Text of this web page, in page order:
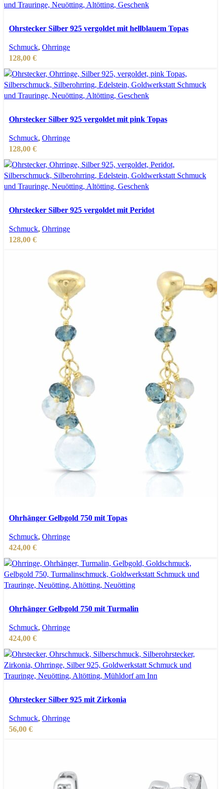
Schnellansicht
Ohrstecker Silber 925 vergoldet mit hellblauem Topas
Schmuck, Ohrringe
128,00 €
Schnellansicht
Ohrstecker Silber 925 vergoldet mit pink Topas
Schmuck, Ohrringe
128,00 €
Schnellansicht
Ohrstecker Silber 925 vergoldet mit Peridot
Schmuck, Ohrringe
128,00 €
Schnellansicht
Ohrhänger Gelbgold 750 mit Topas
Schmuck, Ohrringe
424,00 €
Schnellansicht
Ohrhänger Gelbgold 750 mit Turmalin
Schmuck, Ohrringe
424,00 €
Schnellansicht
Ohrstecker Silber 925 mit Zirkonia
Schmuck, Ohrringe
56,00 €